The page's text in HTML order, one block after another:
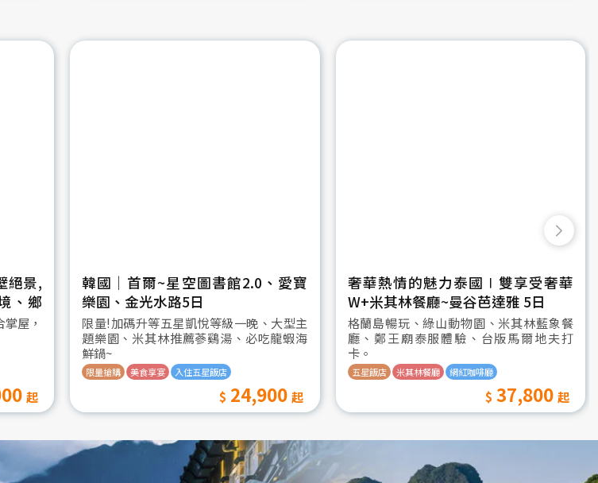
絕景,
、鄉
屋，
韓國│首爾~星空圖書館2.0、愛寶
樂園、金光水路5日
限量!加碼升等五星凱悅等級一晚、大型主
題樂園、米其林推薦蔘鷄湯、必吃龍蝦海
鮮鍋~
限量搶購 美食享宴 入住五星飯店
24,900
奢華熱情的魅力泰國∣雙享受奢華
W+米其林餐廳~曼谷芭達雅 5日
格蘭島暢玩、綠山動物園、米其林藍象餐
廳、鄭王廟泰服體驗、台版馬爾地夫打
卡。
五星飯店 米其林餐廳 網紅咖啡廳
37,800